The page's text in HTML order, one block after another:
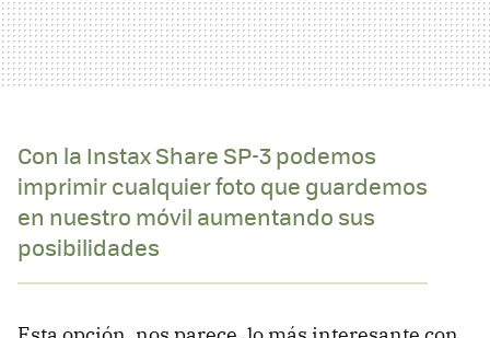
Con la Instax Share SP-3 podemos
imprimir cualquier foto que guardemos
en nuestro móvil aumentando sus
posibilidades